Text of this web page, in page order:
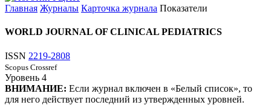
Главная Журналы Карточка журнала Показатели
WORLD JOURNAL OF CLINICAL PEDIATRICS
ISSN 2219-2808
Scopus Crossref
Уровень 4
ВНИМАНИЕ: Если журнал включен в «Белый список», то
для него действует последний из утвержденных уровней.